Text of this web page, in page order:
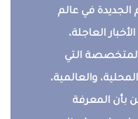
الجديدة في عالم
العاجلة،
المتخصصة التي
والعالمية،
بأن المعرفة